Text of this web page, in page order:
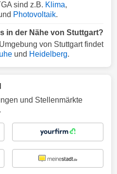
sind z.B. Klima,
Photovoltaik.
in der Nähe von Stuttgart?
von Stuttgart findet
und Heidelberg.
und Stellenmärkte